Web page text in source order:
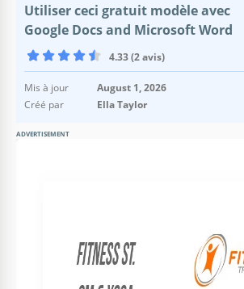
Utiliser ceci gratuit modèle avec
Google Docs and Microsoft Word
4.33 (2 avis)
Mis à jour
August 1, 2026
Créé par
Ella Taylor
ADVERTISEMENT